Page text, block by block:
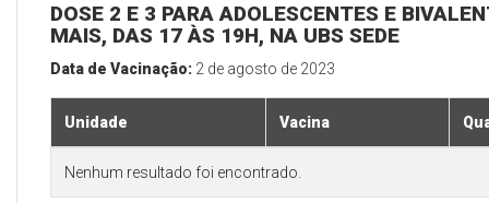
DOSE 2 E 3 PARA ADOLESCENTES E
MAIS, DAS 17 ÀS 19H, NA UBS SEDE
Data de Vacinação: 2 de agosto de 2023
Unidade Vacina
Nenhum resultado foi encontrado.